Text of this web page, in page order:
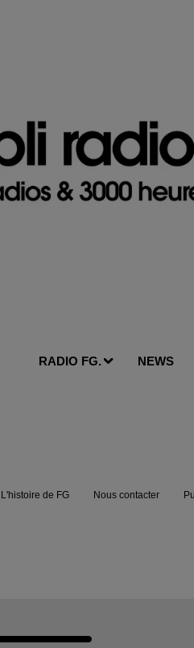
RADIO FG. NEWS
L'histoire de FG Nous contacter